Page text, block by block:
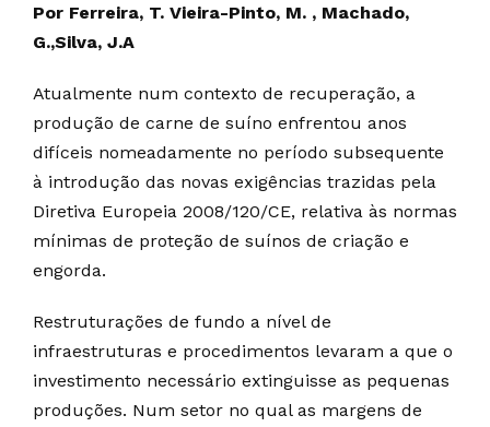
Por Ferreira, T. Vieira-Pinto, M. , Machado,
G.,Silva, J.A
Atualmente num contexto de recuperação, a
produção de carne de suíno enfrentou anos
difíceis nomeadamente no período subsequente
à introdução das novas exigências trazidas pela
Diretiva Europeia 2008/120/CE, relativa às normas
mínimas de proteção de suínos de criação e
engorda.
Restruturações de fundo a nível de
infraestruturas e procedimentos levaram a que o
investimento necessário extinguisse as pequenas
produções. Num setor no qual as margens de